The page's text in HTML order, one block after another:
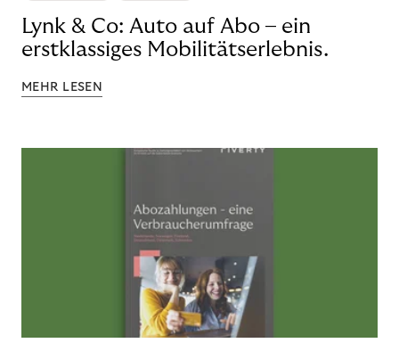
Lynk & Co: Auto auf Abo – ein
erstklassiges Mobilitätserlebnis.
MEHR LESEN